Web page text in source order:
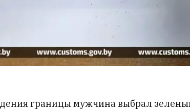
границы мужчина выбрал